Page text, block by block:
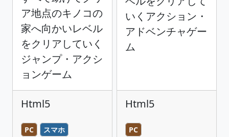
ア地点のキノコの
家へ向かいレベル
をクリアしていく
ジャンプ・アクシ
ョンゲーム
Html5
PC スマホ
いくアクション・
アドベンチャゲー
ム
Html5
PC